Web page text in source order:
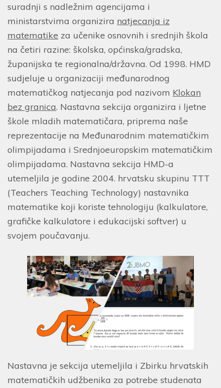
suradnji s nadležnim agencijama i
ministarstvima organizira natjecanja iz
matematike za učenike osnovnih i srednjih škola
na četiri razine: školska, općinska/gradska,
županijska te regionalna/državna. Od 1998. HMD
sudjeluje u organizaciji međunarodnog
matematičkog natjecanja pod nazivom Klokan
bez granica. Nastavna sekcija organizira i ljetne
škole mladih matematičara, priprema naše
reprezentacije na Međunarodnim matematičkim
olimpijadama i Srednjoeuropskim matematičkim
olimpijadama. Nastavna sekcija HMD-a
utemeljila je godine 2004. hrvatsku skupinu TTT
(Teachers Teaching Technology) nastavnika
matematike koji koriste tehnologiju (kalkulatore,
grafičke kalkulatore i edukacijski softver) u
svojem poučavanju.
Nastavna je sekcija utemeljila i Zbirku hrvatskih
matematičkih udžbenika za potrebe studenata